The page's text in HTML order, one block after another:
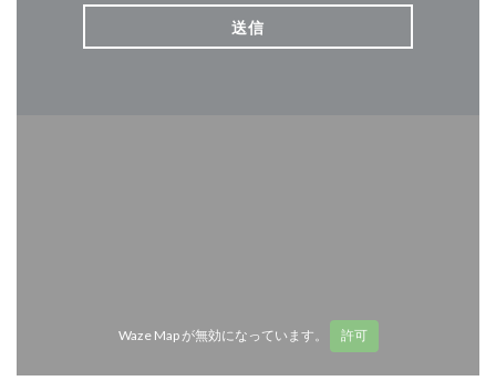
Waze Map が無効になっています。 許可